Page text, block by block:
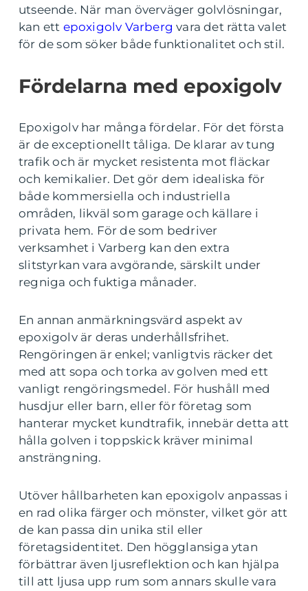
utseende. När man överväger golvlösningar,
kan ett epoxigolv Varberg vara det rätta valet
för de som söker både funktionalitet och stil.
Fördelarna med epoxigolv
Epoxigolv har många fördelar. För det första
är de exceptionellt tåliga. De klarar av tung
trafik och är mycket resistenta mot fläckar
och kemikalier. Det gör dem idealiska för
både kommersiella och industriella
områden, likväl som garage och källare i
privata hem. För de som bedriver
verksamhet i Varberg kan den extra
slitstyrkan vara avgörande, särskilt under
regniga och fuktiga månader.
En annan anmärkningsvärd aspekt av
epoxigolv är deras underhållsfrihet.
Rengöringen är enkel; vanligtvis räcker det
med att sopa och torka av golven med ett
vanligt rengöringsmedel. För hushåll med
husdjur eller barn, eller för företag som
hanterar mycket kundtrafik, innebär detta att
hålla golven i toppskick kräver minimal
ansträngning.
Utöver hållbarheten kan epoxigolv anpassas i
en rad olika färger och mönster, vilket gör att
de kan passa din unika stil eller
företagsidentitet. Den högglansiga ytan
förbättrar även ljusreflektion och kan hjälpa
till att ljusa upp rum som annars skulle vara